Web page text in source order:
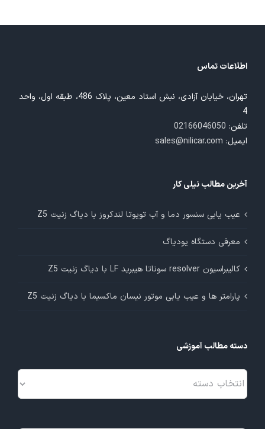
اطلاعات تماس
تهران، خیابان آزادی، نبش استاد معین، پلاک 486، طبقه اول، واحد
4
تلفن: 02166046050
ایمیل: sales@nilicar.com
آخرین مطالب نیلی کار
عیب یابی سنسور دما و آب تویوتا لندکروز با دیاگ زنیت Z5
معرفی دستگاه یودیاگ
کالیبراسیون resolver سوناتا هیبرید LF با دیاگ زنیت Z5
پارامتر ها و عیب یابی موتور نیسان ماکسیما با دیاگ زنیت Z5
دسته مطالب آموزشی
دسته